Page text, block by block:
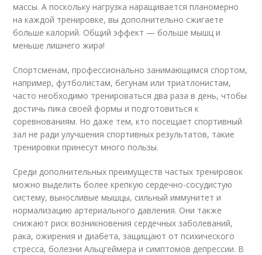
массы. А поскольку нагрузка наращивается планомерно
на каждой тренировке, вы дополнительно сжигаете
больше калорий. Общий эффект — больше мышц и
меньше лишнего жира!
Спортсменам, профессионально занимающимся спортом,
например, футболистам, бегунам или триатлонистам,
часто необходимо тренироваться два раза в день, чтобы
достичь пика своей формы и подготовиться к
соревнованиям. Но даже тем, кто посещает спортивный
зал не ради улучшения спортивных результатов, такие
тренировки принесут много пользы.
Среди дополнительных преимуществ частых тренировок
можно выделить более крепкую сердечно-сосудистую
систему, выносливые мышцы, сильный иммунитет и
нормализацию артериального давления. Они также
снижают риск возникновения сердечных заболеваний,
рака, ожирения и диабета, защищают от психического
стресса, болезни Альцгеймера и симптомов депрессии. В